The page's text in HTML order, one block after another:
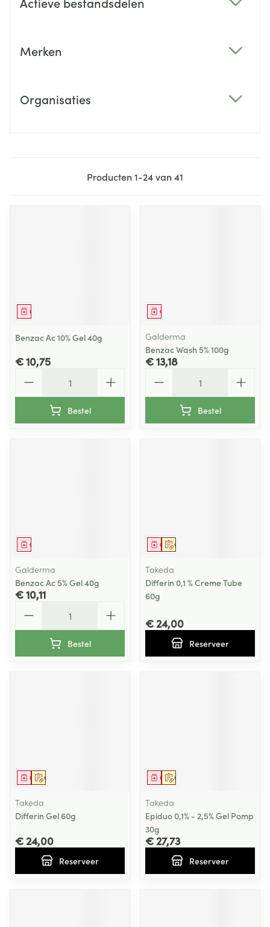
Merken
Organisaties
Producten1-24van41
Geneesmiddel
Benzac Ac 10% Gel 40g
€ 10,75
Bestel
Geneesmiddel
Galderma
Benzac Wash 5% 100g
€ 13,18
Bestel
Geneesmiddel
Galderma
Benzac Ac 5% Gel 40g
€ 10,11
Bestel
Op voorschrift
Geneesmiddel
Takeda
Differin 0,1 % Creme Tube
60g
€ 24,00
Reserveer
Op voorschrift
Geneesmiddel
Takeda
Differin Gel 60g
€ 24,00
Reserveer
Op voorschrift
Geneesmiddel
Takeda
Epiduo 0,1% - 2,5% Gel Pomp
30g
€ 27,73
Reserveer